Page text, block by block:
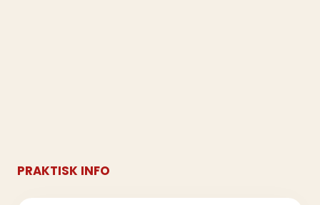
PRAKTISK INFO